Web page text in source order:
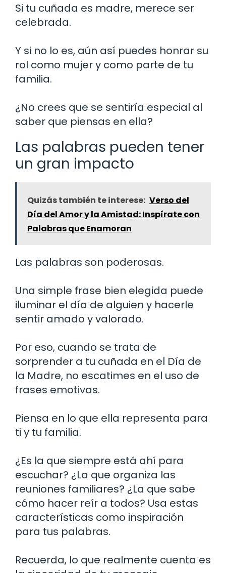
Si tu cuñada es madre, merece ser
celebrada.
Y si no lo es, aún así puedes honrar su
rol como mujer y como parte de tu
familia.
¿No crees que se sentiría especial al
saber que piensas en ella?
Las palabras pueden tener
un gran impacto
Quizás también te interese: Verso del
Día del Amor y la Amistad: Inspírate con
Palabras que Enamoran
Las palabras son poderosas.
Una simple frase bien elegida puede
iluminar el día de alguien y hacerle
sentir amado y valorado.
Por eso, cuando se trata de
sorprender a tu cuñada en el Día de
la Madre, no escatimes en el uso de
frases emotivas.
Piensa en lo que ella representa para
ti y tu familia.
¿Es la que siempre está ahí para
escuchar? ¿La que organiza las
reuniones familiares? ¿La que sabe
cómo hacer reír a todos? Usa estas
características como inspiración
para tus palabras.
Recuerda, lo que realmente cuenta es